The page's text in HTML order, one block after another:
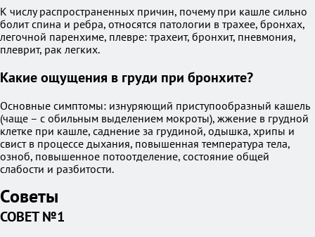
К числу распространенных причин, почему при кашле сильно
болит спина и ребра, относятся патологии в трахее, бронхах,
легочной паренхиме, плевре: трахеит, бронхит, пневмония,
плеврит, рак легких.
Какие ощущения в груди при бронхите?
Основные симптомы: изнуряющий приступообразный кашель
(чаще – с обильным выделением мокроты), жжение в грудной
клетке при кашле, саднение за грудиной, одышка, хрипы и
свист в процессе дыхания, повышенная температура тела,
озноб, повышенное потоотделение, состояние общей
слабости и разбитости.
Советы
СОВЕТ №1